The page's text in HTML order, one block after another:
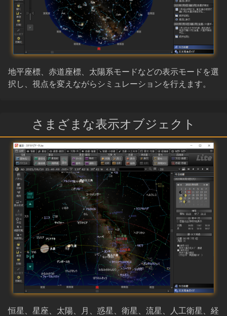
地平座標、赤道座標、太陽系モードなどの表示モードを選
択し、視点を変えながらシミュレーションを行えます。
さまざまな表示オブジェクト
恒星、星座、太陽、月、惑星、衛星、流星、人工衛星、経